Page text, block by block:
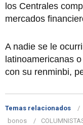
los Centrales
mercados
A nadie se le
latinoamericanas
con su renminbi,
Temas relacionados
bonos